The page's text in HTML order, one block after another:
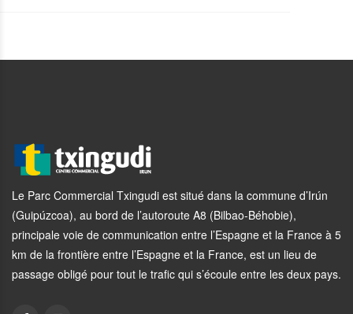
Le Parc Commercial Txingudi est situé dans la commune d’Irún
(Guipúzcoa), au bord de l’autoroute A8 (Bilbao-Béhobie),
principale voie de communication entre l’Espagne et la France à 5
km de la frontière entre l’Espagne et la France, est un lieu de
passage obligé pour tout le trafic qui s’écoule entre les deux pays.